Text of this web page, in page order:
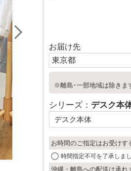
お届け先
※離島･一部地域は除きま
シリーズ： デスク本
お時間のご指定はお受けす
時間指定不可を了承しま
沖縄・離島への配送は承れ